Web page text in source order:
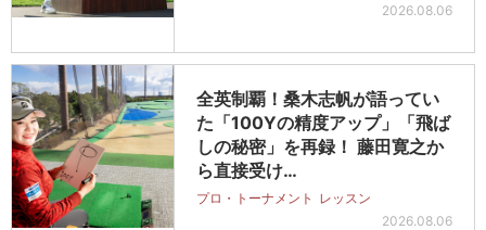
2026.08.06
全英制覇！桑木志帆が語ってい
た「100Yの精度アップ」「飛ば
しの秘密」を再録！ 藤田寛之か
ら直接受け…
プロ・トーナメント レッスン
2026.08.06